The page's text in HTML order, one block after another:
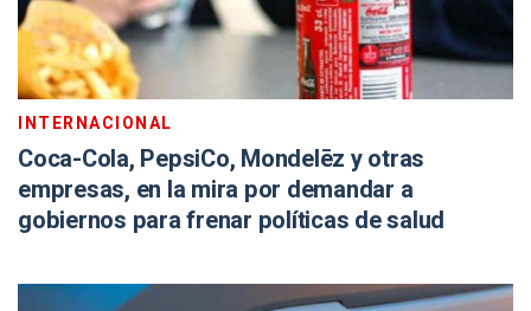
INTERNACIONAL
Coca-Cola, PepsiCo, Mondelēz y otras
empresas, en la mira por demandar a
gobiernos para frenar políticas de salud